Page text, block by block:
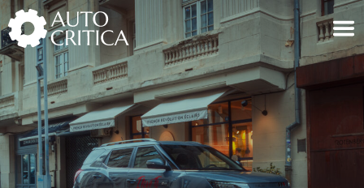
Skip
to
content